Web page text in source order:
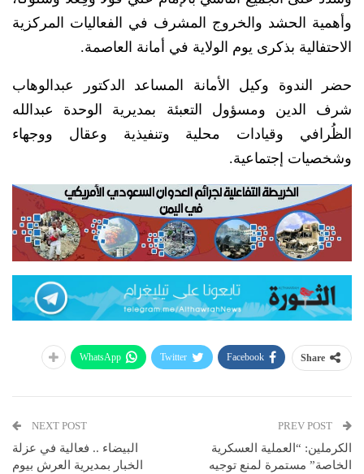
وأهمية الحشد والخروج المشرف في الفعاليات المركزية
الاحتفالية بذكرى يوم الولاية في أمانة العاصمة.
حضر الندوة وكيل الأمانة المساعد الدكتور عبدالوهاب
شرف الدين ومسؤول التعبئة بمديرية الوحدة عبدالله
الظُرافي وقيادات محلية وتنفيذية وعقال ووجهاء
وشخصيات إجتماعية.
Share
Facebook
Twitter
WhatsApp
الكرملين: “العملية العسكرية
الخاصة” مستمرة لمنع توجيه
NEXT POST
البيضاء .. فعالية في عزلة
الخبار بمديرية العرش بيوم